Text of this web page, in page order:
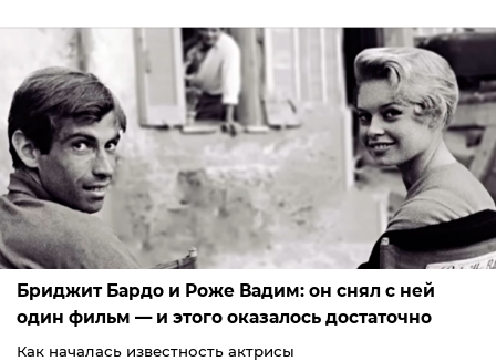
Бриджит Бардо и Роже Вадим: он снял с ней
один фильм — и этого оказалось достаточно
Как началась известность актрисы